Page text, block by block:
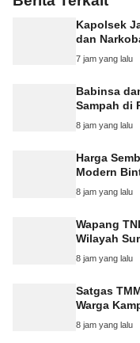
Kapolsek
dan
7 jam yang lalu
Babinsa
Sampah di
8 jam yang lalu
Harga
Modern
8 jam yang lalu
Wapang
Wilayah
8 jam yang lalu
Satgas
Warga
8 jam yang lalu